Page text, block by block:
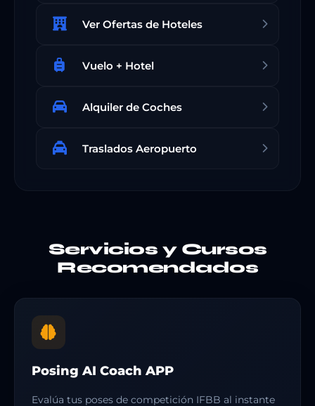
Ver Ofertas de Hoteles
Vuelo + Hotel
Alquiler de Coches
Traslados Aeropuerto
Servicios y Cursos
Recomendados
Posing AI Coach APP
Evalúa tus poses de competición IFBB al instante